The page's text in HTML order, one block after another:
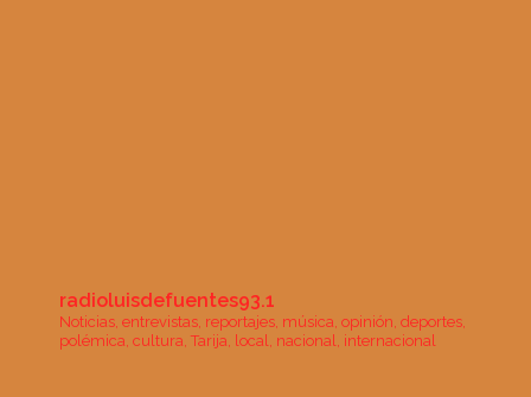
radioluisdefuentes93.1
Noticias, entrevistas, reportajes, música, opinión, deportes,
polémica, cultura, Tarija, local, nacional, internacional